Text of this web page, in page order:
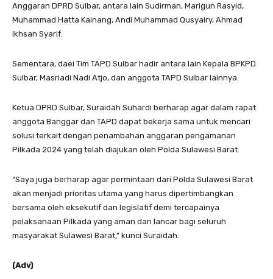
Anggaran DPRD Sulbar, antara lain Sudirman, Marigun Rasyid,
Muhammad Hatta Kainang, Andi Muhammad Qusyairy, Ahmad
Ikhsan Syarif.
Sementara, daei Tim TAPD Sulbar hadir antara lain Kepala BPKPD
Sulbar, Masriadi Nadi Atjo, dan anggota TAPD Sulbar lainnya.
Ketua DPRD Sulbar, Suraidah Suhardi berharap agar dalam rapat
anggota Banggar dan TAPD dapat bekerja sama untuk mencari
solusi terkait dengan penambahan anggaran pengamanan
Pilkada 2024 yang telah diajukan oleh Polda Sulawesi Barat.
“Saya juga berharap agar permintaan dari Polda Sulawesi Barat
akan menjadi prioritas utama yang harus dipertimbangkan
bersama oleh eksekutif dan legislatif demi tercapainya
pelaksanaan Pilkada yang aman dan lancar bagi seluruh
masyarakat Sulawesi Barat,” kunci Suraidah.
(Adv)